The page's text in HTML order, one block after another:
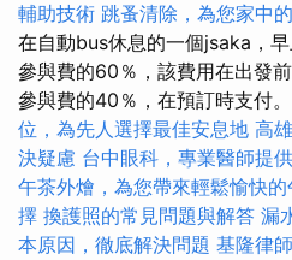
輔助技術 跳蚤清除，為您家中
在自動bus休息的一個jsaka，
參與費的60％，該費用在出發
參與費的40％，在預訂時支付。
位，為先人選擇最佳安息地 高
決疑慮 台中眼科，專業醫師提
午茶外燴，為您帶來輕鬆愉快
擇 換護照的常見問題與解答 漏
本原因，徹底解決問題 基隆律